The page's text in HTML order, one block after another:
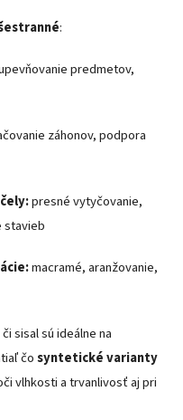
:
predmetov,
záhonov, podpora
presné vytyčovanie,
stavieb
macramé, aranžovanie,
sisal sú ideálne na
čosyntetické varianty
vlhkosti a trvanlivosť aj pri